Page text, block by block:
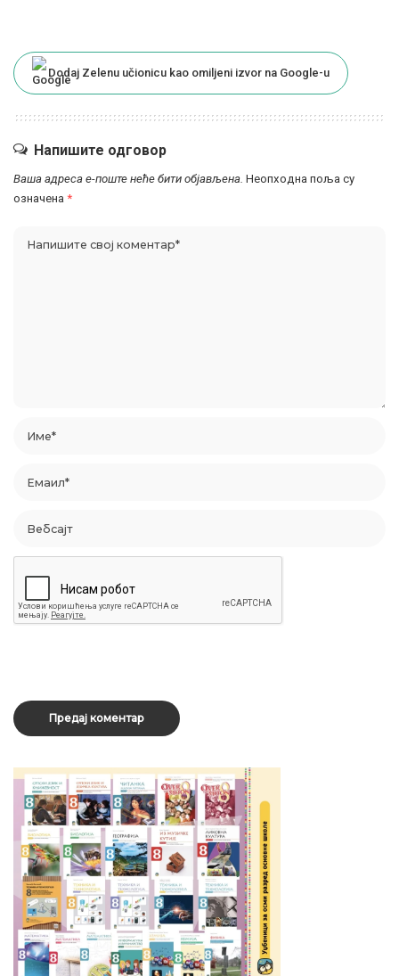
Dodaj Zelenu učionicu kao omiljeni izvor na Google-u
Напишите одговор
Ваша адреса е-поште неће бити објављена. Неопходна поља су
означена *